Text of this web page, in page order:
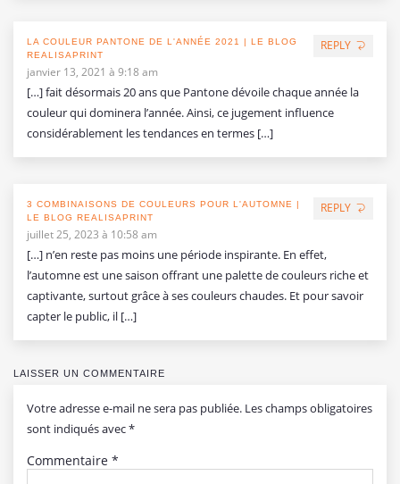
REPLY
LA COULEUR PANTONE DE L'ANNÉE 2021 | LE BLOG
REALISAPRINT
janvier 13, 2021 à 9:18 am
[…] fait désormais 20 ans que Pantone dévoile chaque année la
couleur qui dominera l’année. Ainsi, ce jugement influence
considérablement les tendances en termes […]
REPLY
3 COMBINAISONS DE COULEURS POUR L'AUTOMNE |
LE BLOG REALISAPRINT
juillet 25, 2023 à 10:58 am
[…] n’en reste pas moins une période inspirante. En effet,
l’automne est une saison offrant une palette de couleurs riche et
captivante, surtout grâce à ses couleurs chaudes. Et pour savoir
capter le public, il […]
LAISSER UN COMMENTAIRE
Votre adresse e-mail ne sera pas publiée. Les champs obligatoires
sont indiqués avec*
Commentaire *